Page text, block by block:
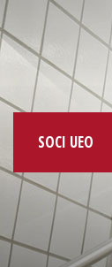
SOCI UEO